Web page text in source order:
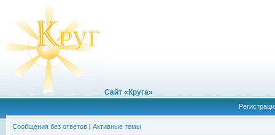
Сайт «Круга»
Сообщения без ответов | Активные темы